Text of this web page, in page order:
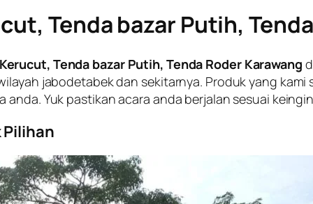
Tenda bazar Putih,
Tenda bazar Putih, Tenda Roder Karawang
jabodetabek dan sekitarnya. Produk yang
Yuk pastikan acara anda berjalan sesuai
Pilihan